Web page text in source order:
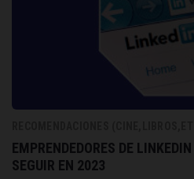
EMPRENDEDORES DE
SEGUIR EN 2023